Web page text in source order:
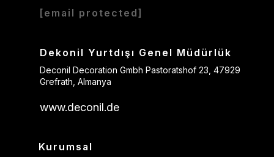
[email protected]
Dekonil Yurtdışı Genel Müdürlük
Deconil Decoration Gmbh Pastoratshof 23, 47929
Grefrath, Almanya
www.deconil.de
Kurumsal